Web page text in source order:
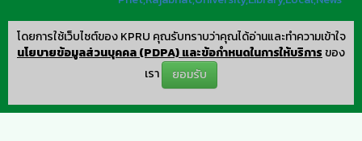
โดยการใช้เว็บไซต์ของ KPRU คุณรับทราบว่าคุณได้อ่านและทำความเข้าใจ
นโยบายข้อมูลส่วนบุคคล (PDPA) และข้อกำหนดในการให้บริการของ
เรา
ยอมรับ